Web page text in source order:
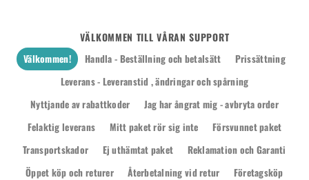
VÄLKOMMEN TILL VÅRAN SUPPORT
Välkommen! Handla - Beställning och betalsätt
Prissättning
Leverans - Leveranstid , ändringar och spårning
Nyttjande av rabattkoder
Jag har ångrat mig - avbryta order
Felaktig leverans
Mitt paket rör sig inte
Försvunnet paket
Transportskador
Ej uthämtat paket
Reklamation och Garanti
Öppet köp och returer
Återbetalning vid retur Företagsköp